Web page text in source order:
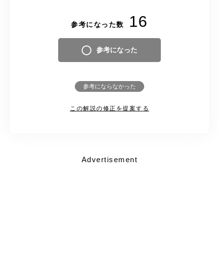
参考になった数 16
参考になった
参考にならなかった
この解説の修正を提案する
Advertisement